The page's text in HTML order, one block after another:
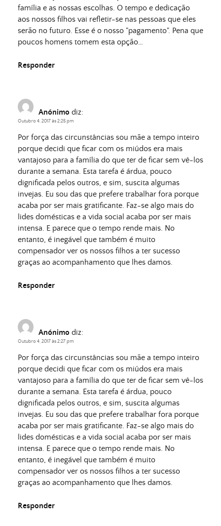
família e as nossas escolhas. O tempo e dedicação
aos nossos filhos vai refletir-se nas pessoas que eles
serão no futuro. Esse é o nosso "pagamento". Pena que
poucos homens tomem esta opção…
Responder
Anónimo diz:
Outubro 4, 2017 às 2:25 pm
Por força das circunstâncias sou mãe a tempo inteiro
porque decidi que ficar com os miúdos era mais
vantajoso para a família do que ter de ficar sem vê-los
durante a semana. Esta tarefa é árdua, pouco
dignificada pelos outros, e sim, suscita algumas
invejas. Eu sou das que prefere trabalhar fora porque
acaba por ser mais gratificante. Faz-se algo mais do
lides domésticas e a vida social acaba por ser mais
intensa. E parece que o tempo rende mais. No
entanto, é inegável que também é muito
compensador ver os nossos filhos a ter sucesso
graças ao acompanhamento que lhes damos.
Responder
Anónimo diz:
Outubro 4, 2017 às 2:27 pm
Por força das circunstâncias sou mãe a tempo inteiro
porque decidi que ficar com os miúdos era mais
vantajoso para a família do que ter de ficar sem vê-los
durante a semana. Esta tarefa é árdua, pouco
dignificada pelos outros, e sim, suscita algumas
invejas. Eu sou das que prefere trabalhar fora porque
acaba por ser mais gratificante. Faz-se algo mais do
lides domésticas e a vida social acaba por ser mais
intensa. E parece que o tempo rende mais. No
entanto, é inegável que também é muito
compensador ver os nossos filhos a ter sucesso
graças ao acompanhamento que lhes damos.
Responder